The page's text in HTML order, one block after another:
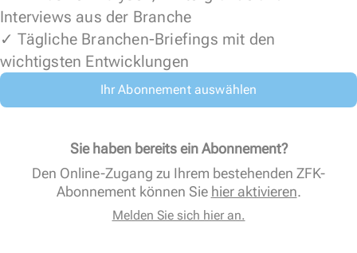
Interviews aus der Branche
✓ Tägliche Branchen-Briefings mit den
wichtigsten Entwicklungen
Ihr Abonnement auswählen
Sie haben bereits ein Abonnement?
Den Online-Zugang zu Ihrem bestehenden ZFK-
Abonnement können Sie hier aktivieren.
Melden Sie sich hier an.